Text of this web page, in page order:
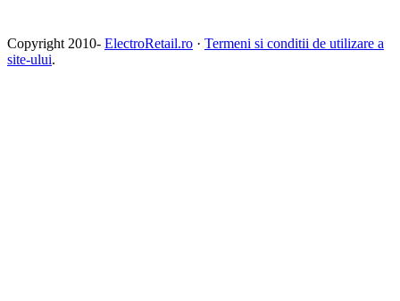
Copyright 2010- ElectroRetail.ro · Termeni si conditii de utilizare a
site-ului.